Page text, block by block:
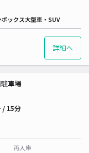
ボックス大型車・SUV
詳細へ
車場
/ 15分
再入庫